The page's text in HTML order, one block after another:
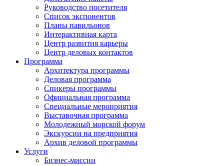
Руководство посетителя
Список экспонентов
Планы павильонов
Интерактивная карта
Центр развития карьеры
Центр деловых контактов
Программа
Архитектура программы
Деловая программа
Спикеры программы
Официальная программа
Специальные мероприятия
Выставочная программа
Молодежный морской форум
Экскурсии на предприятия
Архив деловой программы
Услуги
Бизнес-миссии